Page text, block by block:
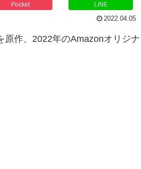
Pocket LINE
2022.04.05
原作、2022年のAmazonオリジナ